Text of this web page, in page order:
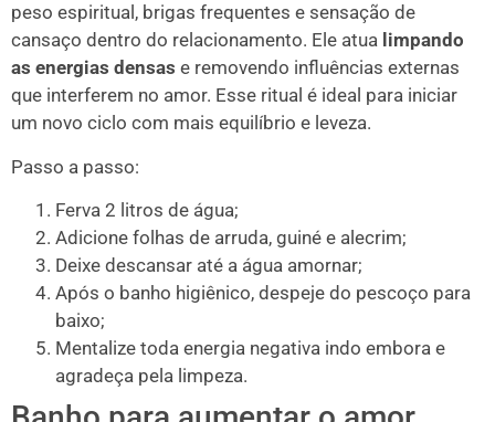
peso espiritual, brigas frequentes e sensação de
cansaço dentro do relacionamento. Ele atua limpando
as energias densas e removendo influências externas
que interferem no amor. Esse ritual é ideal para iniciar
um novo ciclo com mais equilíbrio e leveza.
Passo a passo:
Ferva 2 litros de água;
Adicione folhas de arruda, guiné e alecrim;
Deixe descansar até a água amornar;
Após o banho higiênico, despeje do pescoço para
baixo;
Mentalize toda energia negativa indo embora e
agradeça pela limpeza.